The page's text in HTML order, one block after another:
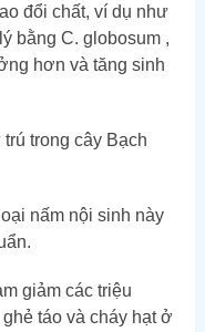
đổi chất, ví dụ như
bằng C. globosum ,
hơn và tăng sinh
trong cây Bạch
nấm nội sinh này
giảm các triệu
táo và cháy hạt ở